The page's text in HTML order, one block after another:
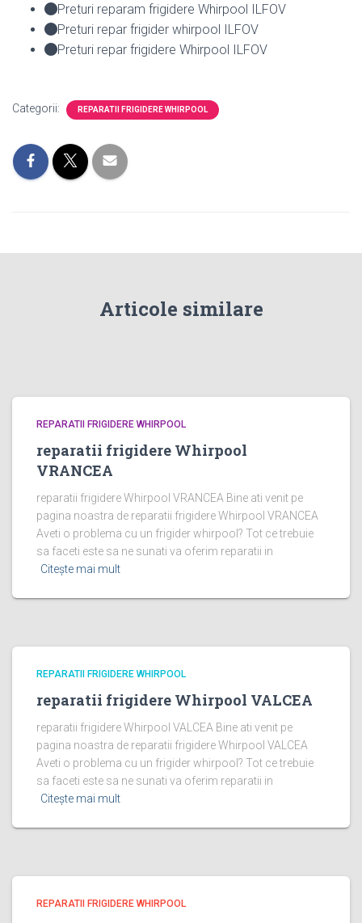
Preturi reparam frigidere Whirpool ILFOV
Preturi repar frigider whirpool ILFOV
Preturi repar frigidere Whirpool ILFOV
Categorii: REPARATII FRIGIDERE WHIRPOOL
Articole similare
REPARATII FRIGIDERE WHIRPOOL
reparatii frigidere Whirpool
VRANCEA
reparatii frigidere Whirpool VRANCEA Bine ati venit pe
pagina noastra de reparatii frigidere Whirpool VRANCEA
Aveti o problema cu un frigider whirpool? Tot ce trebuie
sa faceti este sa ne sunati va oferim reparatii in
Citește mai mult
REPARATII FRIGIDERE WHIRPOOL
reparatii frigidere Whirpool VALCEA
reparatii frigidere Whirpool VALCEA Bine ati venit pe
pagina noastra de reparatii frigidere Whirpool VALCEA
Aveti o problema cu un frigider whirpool? Tot ce trebuie
sa faceti este sa ne sunati va oferim reparatii in
Citește mai mult
REPARATII FRIGIDERE WHIRPOOL